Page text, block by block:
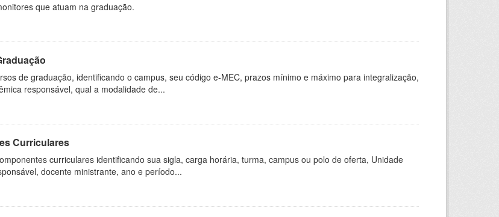
que atuam na graduação.
de graduação, identificando o campus, seu código e-MEC, prazos mínimo e máximo para integralização,
responsável, qual a modalidade de...
Curriculares
curriculares identificando sua sigla, carga horária, turma, campus ou polo de oferta, Unidade
docente ministrante, ano e período...